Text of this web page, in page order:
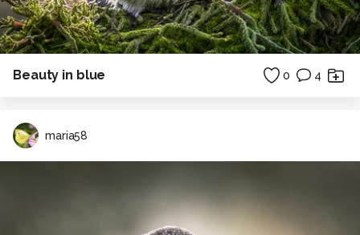
Beauty in blue 0 4
maria58